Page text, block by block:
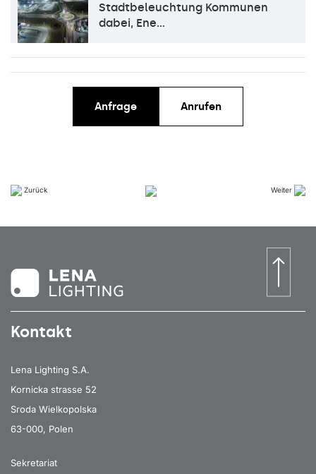
Stadtbeleuchtung Kommunen
dabei, Ene…
Anfrage Anrufen
Zurück Weiter
Kontakt
Lena Lighting S.A.
Kornicka strasse 52
Sroda Wielkopolska
63-000, Polen
Sekretariat